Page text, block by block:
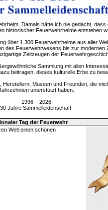
Damals hätte ich nie gedacht,
historischer Feuerwehrhelme entstehen
über 1.300 Feuerwehrhelme aus aller
des Feuerwehrwesens bis zur modernen
Zeitzeugen der
Sammlung mit allen
beitragen, dieses kulturelle Erbe zu
Herstellern, Museen und Freunden, die
unterstützt haben.
1996 – 2026
30 Jahre Sammelleidenschaft
Tag der Feuerwehr
Welt einen schönen